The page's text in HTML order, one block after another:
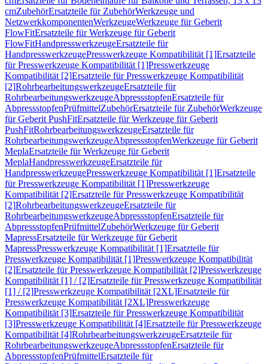
cmZubehörErsatzteile für ZubehörWerkzeuge und
NetzwerkkomponentenWerkzeugeWerkzeuge für Geberit
FlowFitErsatzteile für Werkzeuge für Geberit
FlowFitHandpresswerkzeugeErsatzteile für
HandpresswerkzeugePresswerkzeuge Kompatibilität [1]Ersatzteile
für Presswerkzeuge Kompatibilität [1]Presswerkzeuge
Kompatibilität [2]Ersatzteile für Presswerkzeuge Kompatibilität
[2]RohrbearbeitungswerkzeugeErsatzteile für
RohrbearbeitungswerkzeugeAbpressstopfenErsatzteile für
AbpressstopfenPrüfmittelZubehörErsatzteile für ZubehörWerkzeuge
für Geberit PushFitErsatzteile für Werkzeuge für Geberit
PushFitRohrbearbeitungswerkzeugeErsatzteile für
RohrbearbeitungswerkzeugeAbpressstopfenWerkzeuge für Geberit
MeplaErsatzteile für Werkzeuge für Geberit
MeplaHandpresswerkzeugeErsatzteile für
HandpresswerkzeugePresswerkzeuge Kompatibilität [1]Ersatzteile
für Presswerkzeuge Kompatibilität [1]Presswerkzeuge
Kompatibilität [2]Ersatzteile für Presswerkzeuge Kompatibilität
[2]RohrbearbeitungswerkzeugeErsatzteile für
RohrbearbeitungswerkzeugeAbpressstopfenErsatzteile für
AbpressstopfenPrüfmittelZubehörWerkzeuge für Geberit
MapressErsatzteile für Werkzeuge für Geberit
MapressPresswerkzeuge Kompatibilität [1]Ersatzteile für
Presswerkzeuge Kompatibilität [1]Presswerkzeuge Kompatibilität
[2]Ersatzteile für Presswerkzeuge Kompatibilität [2]Presswerkzeuge
Kompatibilität [1] / [2]Ersatzteile für Presswerkzeuge Kompatibilität
[1] / [2]Presswerkzeuge Kompatibilität [2XL]Ersatzteile für
Presswerkzeuge Kompatibilität [2XL]Presswerkzeuge
Kompatibilität [3]Ersatzteile für Presswerkzeuge Kompatibilität
[3]Presswerkzeuge Kompatibilität [4]Ersatzteile für Presswerkzeuge
Kompatibilität [4]RohrbearbeitungswerkzeugeErsatzteile für
RohrbearbeitungswerkzeugeAbpressstopfenErsatzteile für
AbpressstopfenPrüfmittelErsatzteile für